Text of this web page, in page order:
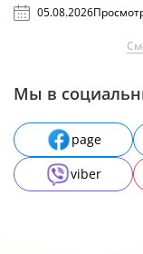
05.08.2026
Мы в
page
viber